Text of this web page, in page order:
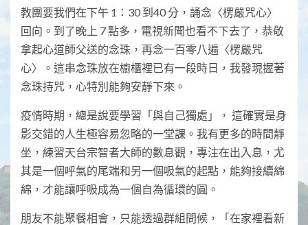
教團要我們在下午 1：30 到40 分，誦念〈楞嚴咒心〉
回向。到了晚上 7 點多，電視新聞也看不下去了，恭敬
拿起心道師父送的念珠，再念一百零八遍〈楞嚴咒
心〉。這串念珠放在櫥櫃裡已有一段時日，我發現握著
念珠持咒，心特別能夠安靜下來。
疫情時期，總是說要學習「與自己獨處」， 這確實是身
影交錯的人生極容易忽略的一堂課。我有更多的時間靜
坐，練習天台宗智者大師的數息觀，專注在出入息，尤
其是一個呼氣的尾端和另一個吸氣的起點，能夠接續綿
綿，才能讓呼吸成為一個自為循環的圓。
朋友不能聚餐相會，只能透過群組問候，「在家裡看新